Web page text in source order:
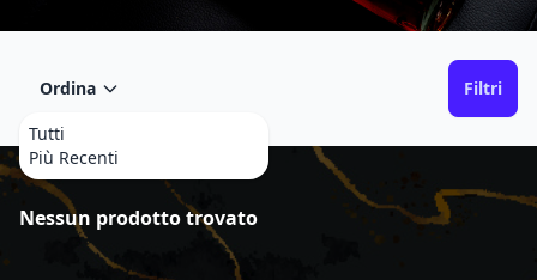
Ordina
Tutti
Più Recenti
Filtri
Prodotti
Nessun prodotto trovato